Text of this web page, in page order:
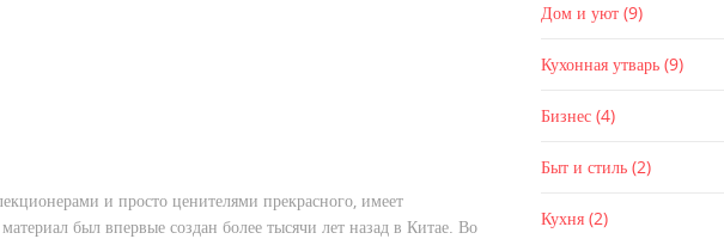
и просто ценителями прекрасного, имеет
был впервые создан более тысячи лет назад в Китае. Во
Дом и уют (9)
Кухонная утварь (9)
Бизнес (4)
Быт и стиль (2)
Кухня (2)